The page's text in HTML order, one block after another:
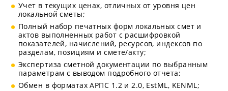
Учет в текущих ценах, отличных от уровня цен
локальной сметы;
Полный набор печатных форм локальных смет и
актов выполненных работ с расшифровкой
показателей, начислений, ресурсов, индексов по
разделам, позициям и смете/акту;
Экспертиза сметной документации по выбранным
параметрам с выводом подробного отчета;
Обмен в форматах АРПС 1.2 и 2.0, EstML, KENML;